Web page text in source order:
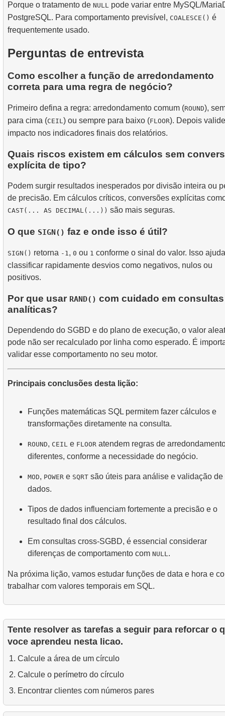
Porque o tratamento de NULL pode variar entre MySQL/
PostgreSQL. Para comportamento previsível, COALESCE() é
frequentemente usado.
Perguntas de entrevista
Como escolher a função de arredondamento
correta para uma regra de negócio?
Primeiro defina a regra: arredondamento comum (ROUND),
para cima (CEIL ) ou sempre para baixo (FLOOR). Depois
impacto nos indicadores finais dos relatórios.
Quais riscos existem em cálculos sem
explícita de tipo?
Podem surgir resultados inesperados por divisão inteira ou
de precisão. Em cálculos críticos, conversões explícitas
CAST(... AS DECIMAL(...)) são mais seguras.
O que SIGN() faz e onde isso é útil?
SIGN() retorna -1 , 0 ou 1 conforme o sinal do valor. Isso
classificar rapidamente desvios como negativos, nulos ou
positivos.
Por que usar RAND() com cuidado em consultas
analíticas?
Dependendo do SGBD e do plano de execução, o valor
pode não ser recalculado por linha como esperado. É
validar esse comportamento no seu motor.
Principais conclusões desta lição:
Funções matemáticas SQL permitem fazer cálculos e
transformações diretamente na consulta.
ROUND, CEIL e FLOOR atendem regras de
diferentes, conforme a necessidade do negócio.
MOD, POWER e SQRT são úteis para análise e validação de
dados.
Tipos de dados influenciam fortemente a precisão e o
resultado final dos cálculos.
Em consultas cross-SGBD, é essencial considerar
diferenças de comportamento com NULL.
Na próxima lição, vamos estudar funções de data e hora e
trabalhar com valores temporais em SQL.
Tente resolver as tarefas a seguir para reforcar o
voce aprendeu nesta licao.
Calcule a área de um círculo
Calcule o perímetro do círculo
Encontrar clientes com números pares